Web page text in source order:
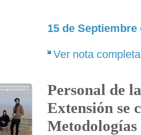
15 de Septiembre
Ver nota completa
Personal de
Extensión se
Metodologías